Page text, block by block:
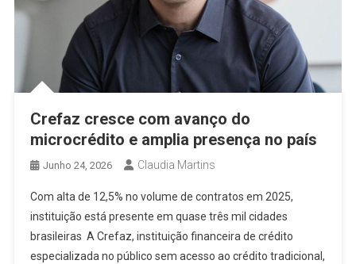
Crefaz cresce com avanço do
microcrédito e amplia presença no país
Junho 24, 2026 Claudia Martins
Com alta de 12,5% no volume de contratos em 2025,
instituição está presente em quase três mil cidades
brasileiras A Crefaz, instituição financeira de crédito
especializada no público sem acesso ao crédito tradicional,